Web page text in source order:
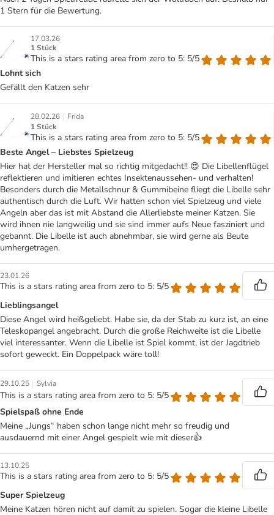
1 Stern für die Bewertung.
17.03.26
1 Stück
This is a stars rating area from zero to 5: 5/5
Lohnt sich
Gefällt den Katzen sehr
28.02.26 | Frida
1 Stück
This is a stars rating area from zero to 5: 5/5
Beste Angel – Liebstes Spielzeug
Hier hat der Hersteller mal so richtig mitgedacht!! 😍 Die Libellenflügel
reflektieren und imitieren echtes Insektenaussehen- und verhalten!
Besonders durch die Metallschnur & Gummibeine fliegt die Libelle sehr
authentisch durch die Luft. Wir hatten schon viel Spielzeug und viele
Angeln aber das ist mit Abstand die Allerliebste meiner Katzen. Sie
wird ihnen nie langweilig und sie sind immer aufs Neue fasziniert und
gebannt. Die Libelle ist auch abnehmbar, sie wird gerne als Beute
umhergetragen.
23.01.26
This is a stars rating area from zero to 5: 5/5
Lieblingsangel
Diese Angel wird heißgeliebt. Habe sie, da der Stab zu kurz ist, an eine
Teleskopangel angebracht. Durch die große Reichweite ist die Libelle
viel interessanter. Wenn die Libelle ist Spiel kommt, ist der Jagdtrieb
sofort geweckt. Ein Doppelpack wäre toll!
29.10.25 | Sylvia
This is a stars rating area from zero to 5: 5/5
Spielspaß ohne Ende
Meine „Jungs“ haben schon lange nicht mehr so freudig und
ausdauernd mit einer Angel gespielt wie mit dieser👍
13.10.25
This is a stars rating area from zero to 5: 5/5
Super Spielzeug
Meine Katzen hören nicht auf damit zu spielen. Sogar die kleine Libelle